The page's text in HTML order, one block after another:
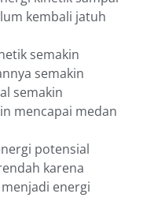
kembali jatuh
semakin
semakin
semakin
mencapai medan
potensial
karena
energi